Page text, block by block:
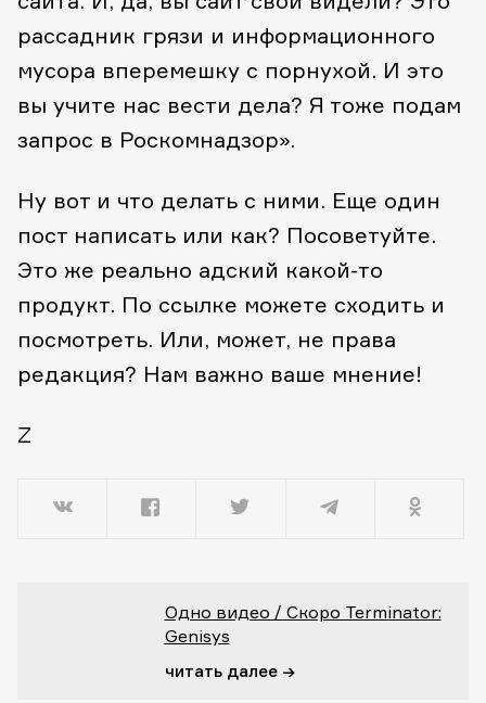
рассадник грязи и информационного
мусора вперемешку с порнухой. И это
вы учите нас вести дела? Я тоже подам
запрос в Роскомнадзор».
Ну вот и что делать с ними. Еще один
пост написать или как? Посоветуйте.
Это же реально адский какой-то
продукт. По ссылке можете сходить и
посмотреть. Или, может, не права
редакция? Нам важно ваше мнение!
Z
Одно видео / Скоро Terminator:
Genisys
читать далее →